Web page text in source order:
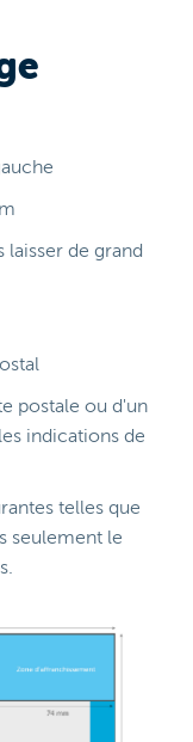
de grand
postale ou d'un
indications de
telles que
seulement le